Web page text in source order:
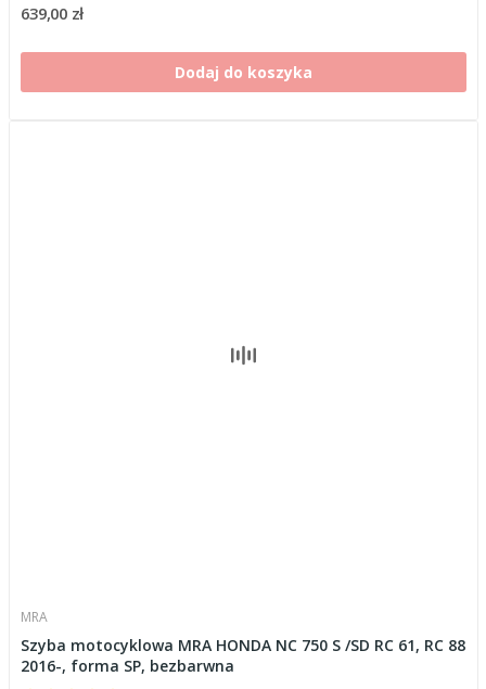
639,00 zł
Dodaj do koszyka
MRA
Szyba motocyklowa MRA HONDA NC 750 S /SD RC 61, RC 88
2016-, forma SP, bezbarwna